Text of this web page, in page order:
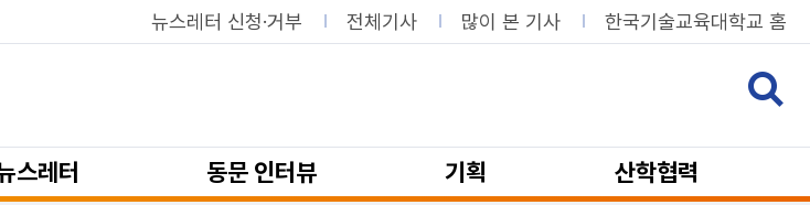
뉴스레터 신청·거부 전체기사 많이 본 기사 한국기술교육대학교 홈
스레터 동문 인터뷰 기획 산학협력